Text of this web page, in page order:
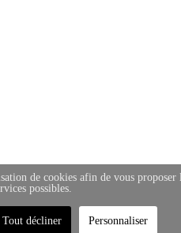
de cookies afin de vous proposer
possibles.
Tout décliner Personnaliser